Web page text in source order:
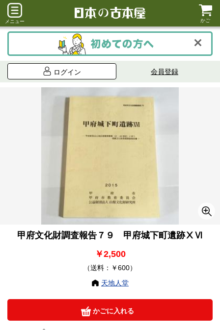
メニュー かご
ログイン 会員登録
甲府文化財調査報告７９ 甲府城下町遺跡ⅩⅥ
￥2,500
（送料：￥600）
天地人堂
かごに入れる